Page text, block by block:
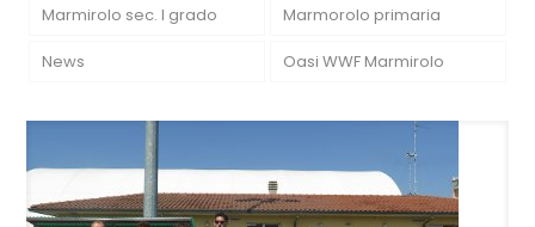
Marmirolo sec. I grado Marmorolo primaria
News Oasi WWF Marmirolo